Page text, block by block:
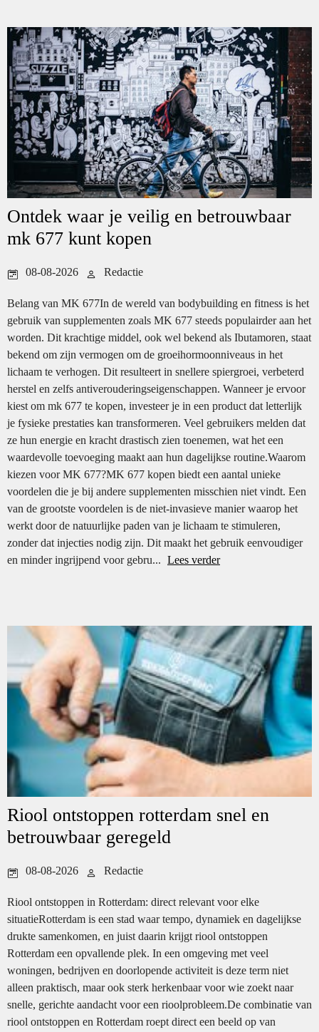
Ontdek waar je veilig en betrouwbaar
mk 677 kunt kopen
08-08-2026 Redactie
Belang van MK 677In de wereld van bodybuilding en fitness is het
gebruik van supplementen zoals MK 677 steeds populairder aan het
worden. Dit krachtige middel, ook wel bekend als Ibutamoren, staat
bekend om zijn vermogen om de groeihormoonniveaus in het
lichaam te verhogen. Dit resulteert in snellere spiergroei, verbeterd
herstel en zelfs antiverouderingseigenschappen. Wanneer je ervoor
kiest om mk 677 te kopen, investeer je in een product dat letterlijk
je fysieke prestaties kan transformeren. Veel gebruikers melden dat
ze hun energie en kracht drastisch zien toenemen, wat het een
waardevolle toevoeging maakt aan hun dagelijkse routine.Waarom
kiezen voor MK 677?MK 677 kopen biedt een aantal unieke
voordelen die je bij andere supplementen misschien niet vindt. Een
van de grootste voordelen is de niet-invasieve manier waarop het
werkt door de natuurlijke paden van je lichaam te stimuleren,
zonder dat injecties nodig zijn. Dit maakt het gebruik eenvoudiger
en minder ingrijpend voor gebru... Lees verder
Riool ontstoppen rotterdam snel en
betrouwbaar geregeld
08-08-2026 Redactie
Riool ontstoppen in Rotterdam: direct relevant voor elke
situatieRotterdam is een stad waar tempo, dynamiek en dagelijkse
drukte samenkomen, en juist daarin krijgt riool ontstoppen
Rotterdam een opvallende plek. In een omgeving met veel
woningen, bedrijven en doorlopende activiteit is deze term niet
alleen praktisch, maar ook sterk herkenbaar voor wie zoekt naar
snelle, gerichte aandacht voor een rioolprobleem.De combinatie van
riool ontstoppen en Rotterdam roept direct een beeld op van